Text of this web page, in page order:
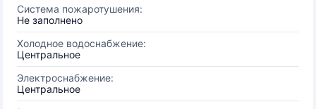
Система пожаротушения:
Не заполнено
Холодное водоснабжение:
Центральное
Электроснабжение:
Центральное